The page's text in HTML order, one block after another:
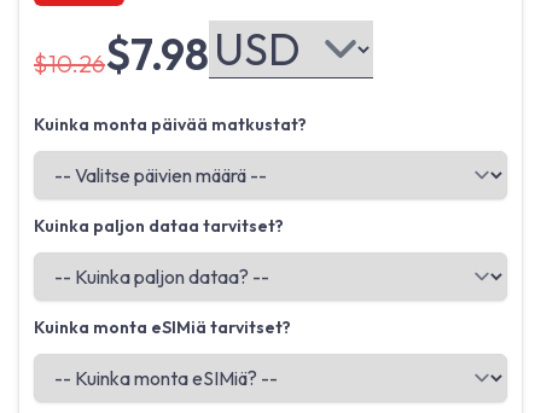
$10.26$7.98
Kuinka monta päivää matkustat?
Kuinka paljon dataa tarvitset?
Kuinka monta eSIMiä tarvitset?